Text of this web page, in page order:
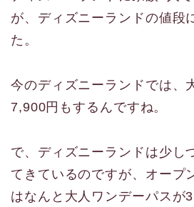
が、ディズニーランドの値段
た。
今のディズニーランドでは、
7,900円もするんですね。
で、ディズニーランドは少し
てきているのですが、オープ
はなんと大人ワンデーパスが